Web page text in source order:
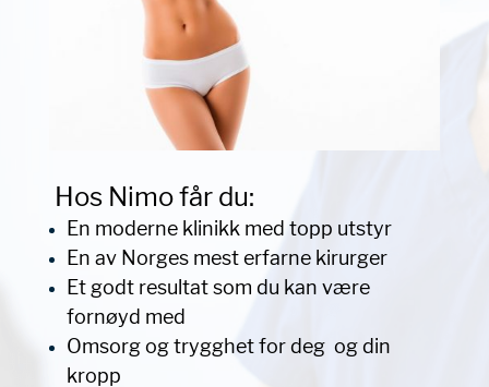
Hos Nimo får du:
En moderne klinikk med topp utstyr
En av Norges mest erfarne kirurger
Et godt resultat som du kan være
fornøyd med
Omsorg og trygghet for deg og din
kropp